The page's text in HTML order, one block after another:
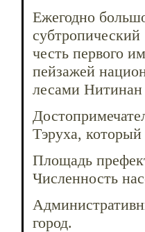
Ежегодно
честь первого
пейзажей
лесами Нитинан
Тэруха,
Площадь
Численность
город.